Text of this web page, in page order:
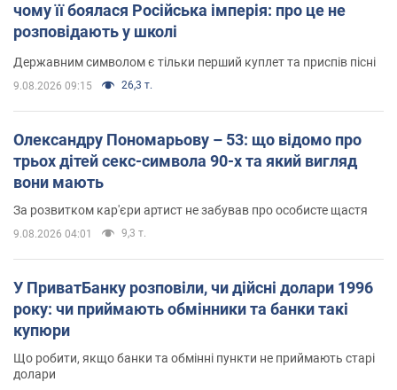
чому її боялася Російська імперія: про це не
розповідають у школі
Державним символом є тільки перший куплет та приспів пісні
9.08.2026 09:15 26,3 т.
Олександру Пономарьову – 53: що відомо про
трьох дітей секс-символа 90-х та який вигляд
вони мають
За розвитком кар'єри артист не забував про особисте щастя
9.08.2026 04:01 9,3 т.
У ПриватБанку розповіли, чи дійсні долари 1996
року: чи приймають обмінники та банки такі
купюри
Що робити, якщо банки та обмінні пункти не приймають старі
долари